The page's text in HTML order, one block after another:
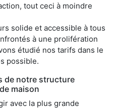
tout ceci à moindre
solide et accessible à tous
à une prolifération
étudié nos tarifs dans le
possible.
de notre structure
maison
avec la plus grande